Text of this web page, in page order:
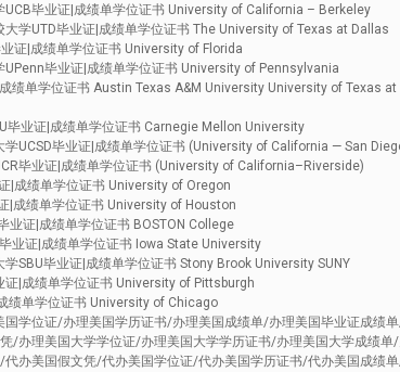
毕业证|成绩单学位证书 University of California – Berkeley
学UTD毕业证|成绩单学位证书 The University of Texas at Dallas
证|成绩单学位证书 University of Florida
毕业证|成绩单学位证书 University of Pennsylvania
绩单学位证书 Austin Texas A&M University University of Texas at
毕业证|成绩单学位证书 Carnegie Mellon University
UCSD毕业证|成绩单学位证书 (University of California — San
毕业证|成绩单学位证书 (University of California–Riverside)
|成绩单学位证书 University of Oregon
|成绩单学位证书 University of Houston
业证|成绩单学位证书 BOSTON College
业证|成绩单学位证书 Iowa State University
SBU毕业证|成绩单学位证书 Stony Brook University SUNY
|成绩单学位证书 University of Pittsburgh
绩单学位证书 University of Chicago
学位证/办理美国学历证书/办理美国成绩单/办理美国毕业证成绩
/办理美国大学学位证/办理美国大学学历证书/办理美国大学成绩单
办美国假文凭/代办美国学位证/代办美国学历证书/代办美国成绩